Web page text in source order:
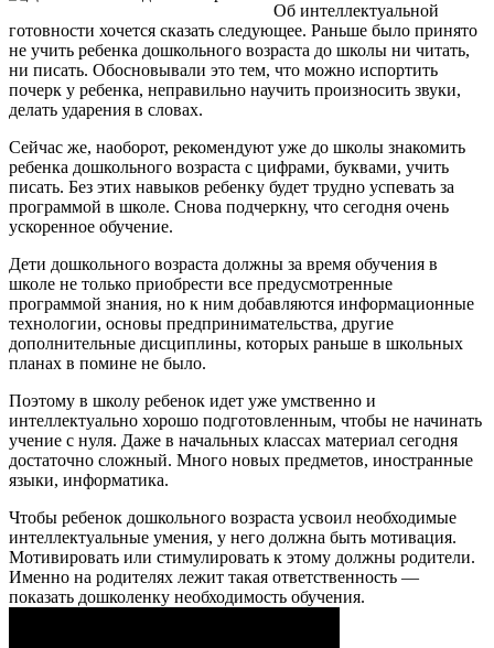
Об интеллектуальной
готовности хочется сказать следующее. Раньше было принято
не учить ребенка дошкольного возраста до школы ни читать,
ни писать. Обосновывали это тем, что можно испортить
почерк у ребенка, неправильно научить произносить звуки,
делать ударения в словах.
Сейчас же, наоборот, рекомендуют уже до школы знакомить
ребенка дошкольного возраста с цифрами, буквами, учить
писать. Без этих навыков ребенку будет трудно успевать за
программой в школе. Снова подчеркну, что сегодня очень
ускоренное обучение.
Дети дошкольного возраста должны за время обучения в
школе не только приобрести все предусмотренные
программой знания, но к ним добавляются информационные
технологии, основы предпринимательства, другие
дополнительные дисциплины, которых раньше в школьных
планах в помине не было.
Поэтому в школу ребенок идет уже умственно и
интеллектуально хорошо подготовленным, чтобы не начинать
учение с нуля. Даже в начальных классах материал сегодня
достаточно сложный. Много новых предметов, иностранные
языки, информатика.
Чтобы ребенок дошкольного возраста усвоил необходимые
интеллектуальные умения, у него должна быть мотивация.
Мотивировать или стимулировать к этому должны родители.
Именно на родителях лежит такая ответственность —
показать дошколенку необходимость обучения.